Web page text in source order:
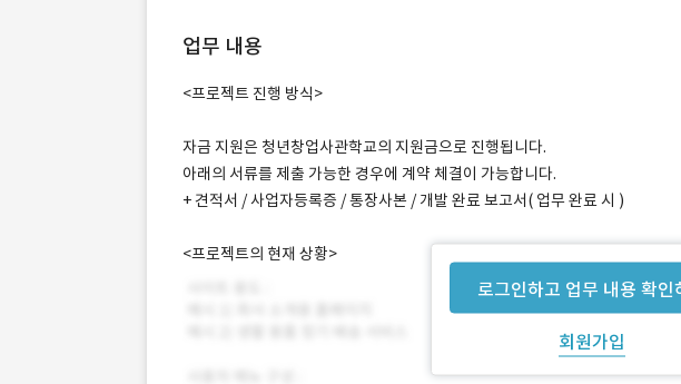
업무 내용
로그인하고 업무 내용 확인
회원가입
<프로젝트 진행 방식>
자금 지원은 청년창업사관학교의 지원금으로 진행됩니다.
아래의 서류를 제출 가능한 경우에 계약 체결이 가능합니다.
+ 견적서 / 사업자등록증 / 통장사본 / 개발 완료 보고서( 업무 완료 시 )
<프로젝트의 현재 상황>